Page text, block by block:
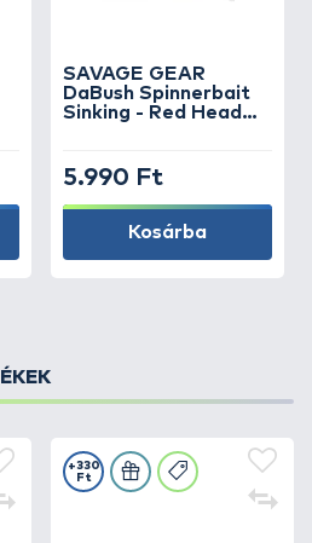
SAVAGE GEAR
DaBush Spinnerbait
Sinking - Red Head
5.990 Ft
Kosárba
+330
Ft